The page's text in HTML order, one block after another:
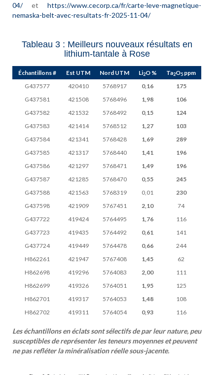
04/et https://www.cecorp.ca/fr/carte-leve-magnetique-
nemaska-belt-avec-resultats-fr-2025-11-04/
Tableau 3 : Meilleurs nouveaux résultats en
lithium-tantale à Rose
Échantillons # Est UTM Nord UTM Li2O % Ta2O5 ppm
G437577
420410 5768917 0,16
175
G437581
421508 5768496 1,98
106
G437582
421532 5768492 0,15
124
G437583
421414 5768512 1,27
103
G437584
421341 5768428 1,69
289
G437585
421317 5768440 1,41
196
G437586
421297 5768471 1,49
196
G437587
421285 5768470 0,55
245
G437588
421563 5768319 0,01
230
G437598
421909 5767451 2,10
74
G437722
419424 5764495 1,76
116
G437723
419435 5764492 0,61
141
G437724
419449 5764478 0,66
244
H862261
421947 5767408 1,45
62
H862698
419296 5764083 2,00
111
H862699
419326 5764051 1,95
125
H862701
419317 5764053 1,48
108
H862702
419311 5764054 0,93 116
Les échantillons en éclats sont sélectifs de par leur nature, peu
susceptibles de représenter les teneurs moyennes et peuvent
ne pas refléter la minéralisation réelle sous-jacente.